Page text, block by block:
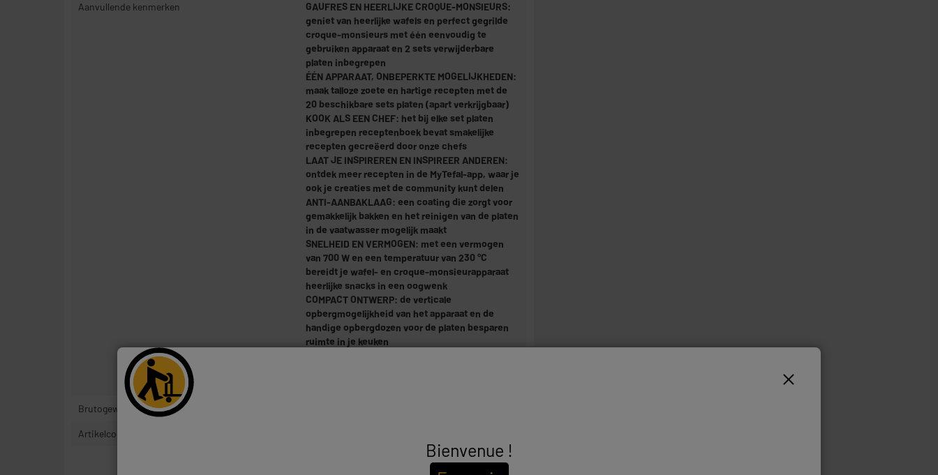
Aanvullende kenmerken
GAUFRES EN HEERLIJKE CROQUE-MONSIEURS:
geniet van heerlijke wafels en perfect gegrilde
croque-monsieurs met één eenvoudig te
gebruiken apparaat en 2 sets verwijderbare
platen inbegrepen
ÉÉN APPARAAT, ONBEPERKTE MOGELIJKHEDEN:
maak talloze zoete en hartige recepten met de
20 beschikbare sets platen (apart verkrijgbaar)
KOOK ALS EEN CHEF: het bij elke set platen
inbegrepen receptenboek bevat smakelijke
recepten gecreëerd door onze chefs
LAAT JE INSPIREREN EN INSPIREER ANDEREN:
ontdek meer recepten in de MyTefal-app, waar je
ook je creaties met de community kunt delen
ANTI-AANBAKLAAG: een coating die zorgt voor
gemakkelijk bakken en het reinigen van de platen
in de vaatwasser mogelijk maakt
SNELHEID EN VERMOGEN: met een vermogen
van 700 W en een temperatuur van 230 °C
bereidt je wafel- en croque-monsieurapparaat
heerlijke snacks in een oogwenk
COMPACT ONTWERP: de verticale
opbergmogelijkheid van het apparaat en de
handige opbergdozen voor de platen besparen
ruimte in je keuken
Brutogewicht
Artikelcode
Bienvenue !